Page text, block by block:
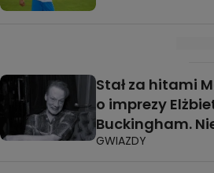
Stał za hitami
o imprezy
Buckingham.
GWIAZDY